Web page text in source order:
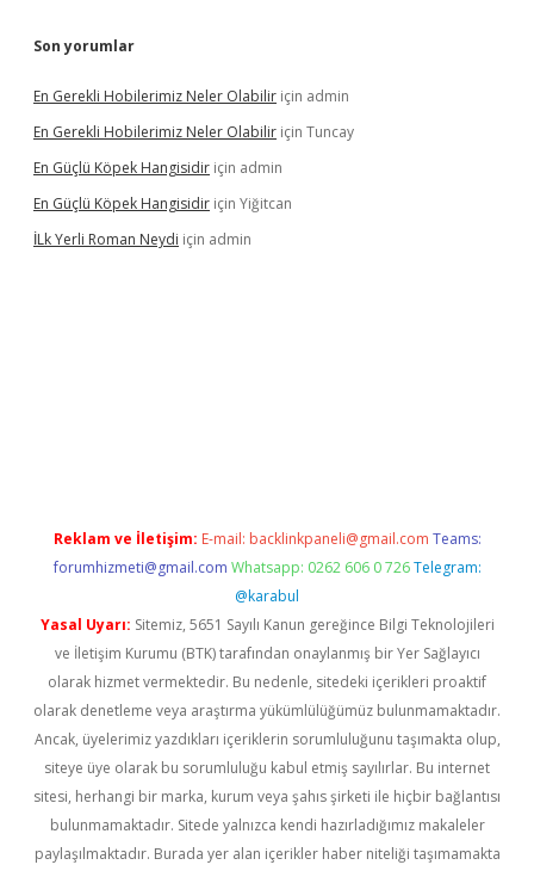
Son yorumlar
En Gerekli Hobilerimiz Neler Olabilir için admin
En Gerekli Hobilerimiz Neler Olabilir için Tuncay
En Güçlü Köpek Hangisidir için admin
En Güçlü Köpek Hangisidir için Yiğitcan
İLk Yerli Roman Neydi için admin
Reklam ve İletişim: E-mail: backlinkpaneli@gmail.com Teams:
forumhizmeti@gmail.com Whatsapp: 0262 606 0 726 Telegram:
@karabul
Yasal Uyarı: Sitemiz, 5651 Sayılı Kanun gereğince Bilgi Teknolojileri
ve İletişim Kurumu (BTK) tarafından onaylanmış bir Yer Sağlayıcı
olarak hizmet vermektedir. Bu nedenle, sitedeki içerikleri proaktif
olarak denetleme veya araştırma yükümlülüğümüz bulunmamaktadır.
Ancak, üyelerimiz yazdıkları içeriklerin sorumluluğunu taşımakta olup,
siteye üye olarak bu sorumluluğu kabul etmiş sayılırlar. Bu internet
sitesi, herhangi bir marka, kurum veya şahıs şirketi ile hiçbir bağlantısı
bulunmamaktadır. Sitede yalnızca kendi hazırladığımız makaleler
paylaşılmaktadır. Burada yer alan içerikler haber niteliği taşımamakta